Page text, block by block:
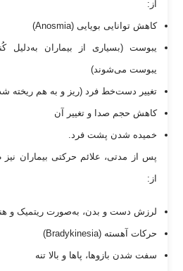
از:
کاهش توانایی بویایی (Anosmia)
یبوست (بسیاری از بیماران به‌دلیل
یبوست می‌شوند)
تغییر دست‌خط فرد (ریز و به هم
کاهش حجم صدا و تغییر آن
خمیده شدن پشت فرد.
پس از مدتی، علائم حرکتی بیماران
از:
لرزش دست و بدن، به‌صورت ریتمیک و
حرکات آهسته (Bradykinesia)
سفت شدن بازوها، پا‌ها و بالا تنه